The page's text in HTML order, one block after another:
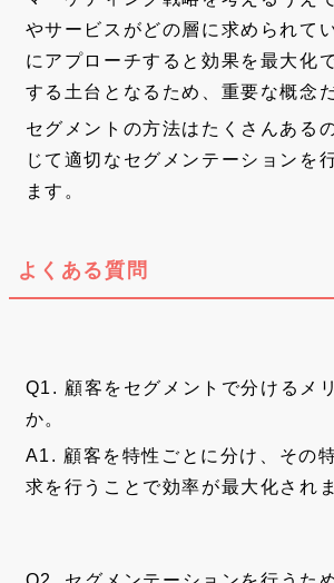
やサービスがどの層に求められて
にアプローチすると効果を最大化
する土台となるため、重要な概念
セグメントの方法はたくさんある
じて適切なセグメンテーションを
ます。
よくある質問
Q1. 顧客をセグメントで分けるメ
か。
A1. 顧客を特性ごとに分け、その
求を行うことで効率が最大化されま